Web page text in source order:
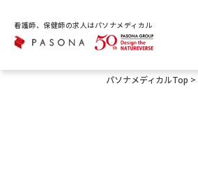
看護師、保健師の求人はパソナメディカル
パソナメディカルTop >